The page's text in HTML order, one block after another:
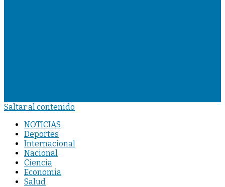
Saltar al contenido
NOTICIAS
Deportes
Internacional
Nacional
Ciencia
Economia
Salud